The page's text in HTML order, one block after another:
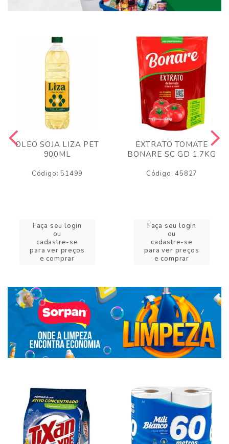
OLEO SOJA LIZA PET
900ML
Código: 51499
Faça seu login
ou
cadastre-se
para ver preços
e comprar
EXTRATO TOMATE
BONARE SC GD 1,7KG
Código: 45827
Faça seu login
ou
cadastre-se
para ver preços
e comprar